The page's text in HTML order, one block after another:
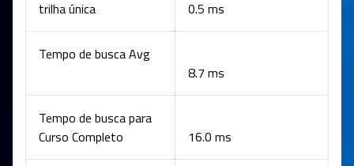
trilha única
0.5 ms
Tempo de busca Avg
8.7 ms
Tempo de busca para
Curso Completo
16.0 ms